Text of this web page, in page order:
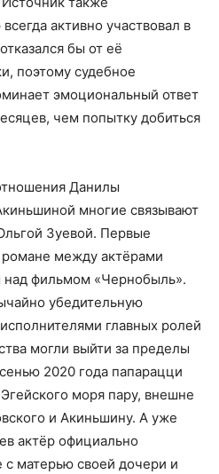
активно участвовал в
бы от её
поэтому судебное
эмоциональный ответ
чем попытку добиться
Данилы
многие связывают
Зуевой. Первые
между актёрами
над фильмом «Чернобыль».
убедительную
главных ролей
могли выйти за пределы
2020 года папарацци
моря пару, внешне
и Акиньшину. А уже
актёр официально
с матерью своей дочери и